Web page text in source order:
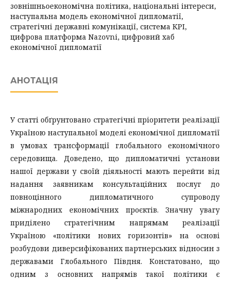
зовнішньоекономічна політика, національні інтереси,
наступальна модель економічної дипломатії,
стратегічні державні комунікації, система КРІ,
цифрова платформа Nazovni, цифровий хаб
економічної дипломатії
АНОТАЦІЯ
У статті обґрунтовано стратегічні пріоритети реалізації
Україною наступальної моделі економічної дипломатії
в умовах трансформації глобального економічного
середовища. Доведено, що дипломатичні установи
нашої держави у своїй діяльності мають перейти від
надання заявникам консультаційних послуг до
повноцінного дипломатичного супроводу
міжнародних економічних проєктів. Значну увагу
приділено стратегічним напрямам реалізації
Україною «політики нових горизонтів» на основі
розбудови диверсифікованих партнерських відносин з
державами Глобального Півдня. Констатовано, що
одним з основних напрямів такої політики є